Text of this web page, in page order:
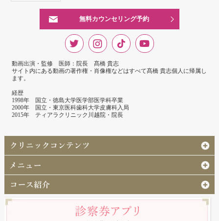
無料カウンセリング予約
動画出演・監修 医師：院長 髙橋 貴志
サイト内にある動画の著作権・肖像権などはすべて髙橋 貴志個人に帰属し
ます。
経歴
1998年 国立・徳島大学医学部医学科卒業
2000年 国立・東京医科歯科大学皮膚科入局
2015年 ティアラクリニック川越院・院長